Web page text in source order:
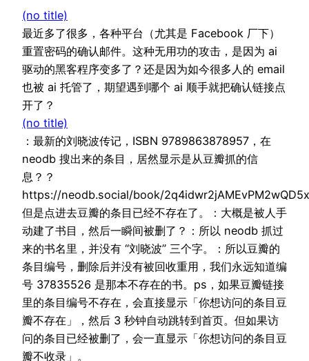
(no title)
最近多了很多，各种平台（尤其是 Facebook 厂下）
重置密码的确认邮件。这种无用功的攻击，是因为 ai
驱动的黑客程序变多了？还是因为如今很多人的 email
也被 ai 托管了，期望遇到哪个 ai 顺手就把确认链接点
开了？
(no title)
：最新的刘晓波传记，ISBN 9789863878957，在
neodb 搜出来的条目，居然显示是从豆瓣抓的信
息？？
https://neodb.social/book/
但是点进去豆瓣的条目已经不存在了。：大概是被人手
动建了书目，然后一瞬间被删了？：所以 neodb 抓过
来的书名里，并没有 “刘晓波” 三个字。：所以豆瓣的
条目编号，删除后并没有被回收重用，我们永远知道编
号 37835526 是那本不存在的书。ps，如果豆瓣链接
里的条目编号不存在，会直接显示「你想访问的条目豆
瓣不存在」，然后 3 秒钟自动跳转到首页。但如果访
问的条目已经被删了，会一直显示「你想访问的条目豆
瓣不收录」。